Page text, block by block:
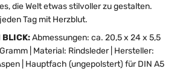
die Welt etwas stilvoller zu gestalten.
Tag mit Herzblut.
BLICK:Abmessungen: ca. 20,5 x 24 x 5,5
| Material: Rindsleder | Hersteller:
| Hauptfach (ungepolstert) für DIN A5